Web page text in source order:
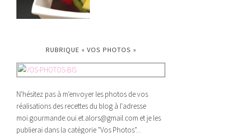
RUBRIQUE « VOS PHOTOS »
N'hésitez pas à m'envoyer les photos de vos
réalisations des recettes du blog à l'adresse
moi.gourmande.oui.et.alors@gmail.com et je les
publierai dans la catégorie "Vos Photos"...